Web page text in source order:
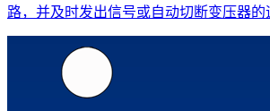
路，并及时发出信号或自动切断变压器的